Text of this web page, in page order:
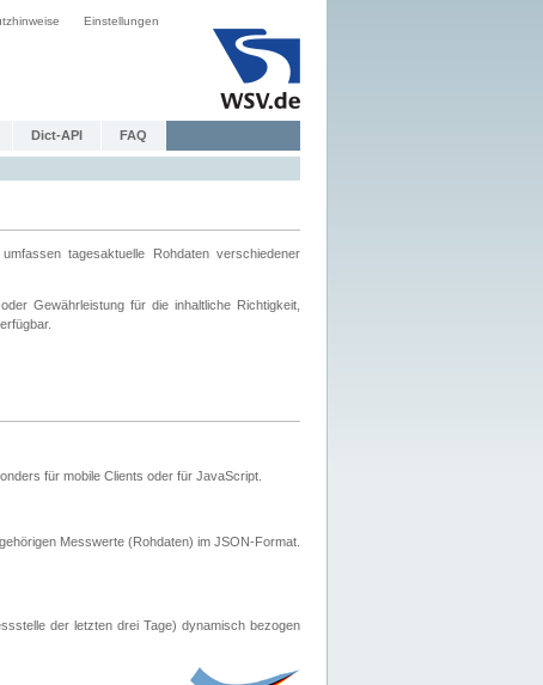
Einstellungen
Dict-API FAQ
tagesaktuelle Rohdaten verschiedener
Gewährleistung für die inhaltliche Richtigkeit,
für mobile Clients oder für JavaScript.
Messwerte (Rohdaten) im JSON-Format.
der letzten drei Tage) dynamisch bezogen